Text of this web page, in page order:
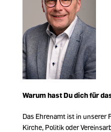
Warum hast Du dich für
Das Ehrenamt ist in unserer
Kirche, Politik oder